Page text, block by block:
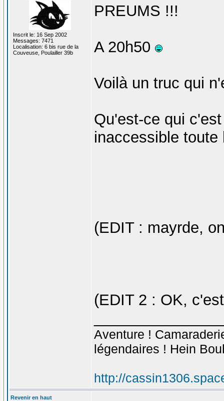
Inscrit le: 16 Sep 2002
Messages: 7471
Localisation: 6 bis rue de la
Couveuse, Poulailler 39b
PREUMS !!!
A 20h50
Voilà un truc qui
Qu'est-ce qui
inaccessible
(EDIT : mayrde,
(EDIT 2 : OK,
Aventure !
légendaires ! Hein
http://
Revenir en haut